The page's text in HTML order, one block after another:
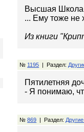
Высшая
... Ему тоже не
Из книги
№ 1195 | Раздел:
Пятилетняя
- Я понимаю,
№869 | Раздел: